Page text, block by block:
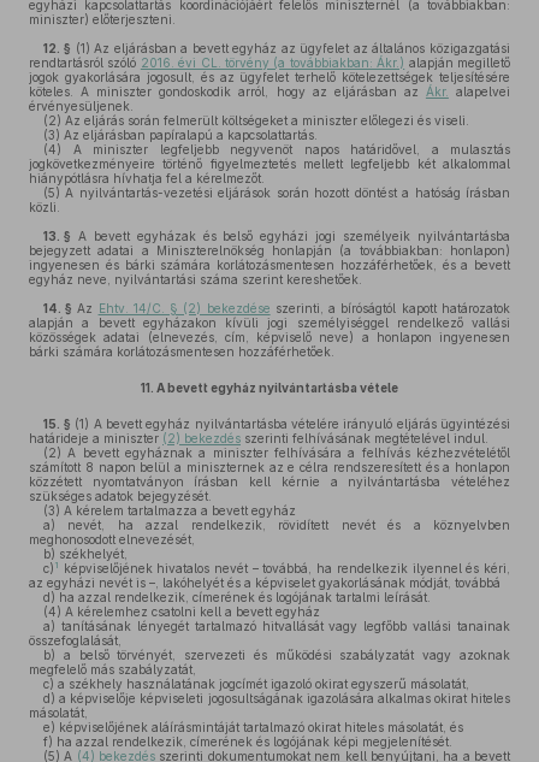
egyházi kapcsolattartás koordinációjáért felelős miniszternél (a továbbiakban:
miniszter) előterjeszteni.
12. § (1) Az eljárásban a bevett egyház az ügyfelet az általános közigazgatási
rendtartásról szóló 2016. évi CL. törvény (a továbbiakban: Ákr.) alapján megillető
jogok gyakorlására jogosult, és az ügyfelet terhelő kötelezettségek teljesítésére
köteles. A miniszter gondoskodik arról, hogy az eljárásban az Ákr.
alapelvei
érvényesüljenek.
(2) Az eljárás során felmerült költségeket a miniszter előlegezi és viseli.
(3) Az eljárásban papíralapú a kapcsolattartás.
(4) A miniszter legfeljebb negyvenöt napos határidővel, a mulasztás
jogkövetkezményeire történő figyelmeztetés mellett legfeljebb két alkalommal
hiánypótlásra hívhatja fel a kérelmezőt.
(5) A nyilvántartás-vezetési eljárások során hozott döntést a hatóság írásban
közli.
13. § A bevett egyházak és belső egyházi jogi személyeik nyilvántartásba
bejegyzett adatai a Miniszterelnökség honlapján (a továbbiakban: honlapon)
ingyenesen és bárki számára korlátozásmentesen hozzáférhetőek, és a bevett
egyház neve, nyilvántartási száma szerint kereshetőek.
14. § Az Ehtv. 14/C. § (2) bekezdése szerinti, a bíróságtól kapott határozatok
alapján a bevett egyházakon kívüli jogi személyiséggel rendelkező vallási
közösségek adatai (elnevezés, cím, képviselő neve) a honlapon ingyenesen
bárki számára korlátozásmentesen hozzáférhetőek.
11. A bevett egyház nyilvántartásba vétele
15. § (1) A bevett egyház nyilvántartásba vételére irányuló eljárás ügyintézési
határideje a miniszter (2) bekezdés szerinti felhívásának megtételével indul.
(2) A bevett egyháznak a miniszter felhívására a felhívás kézhezvételétől
számított 8 napon belül a miniszternek az e célra rendszeresített és a honlapon
közzétett nyomtatványon írásban kell kérnie a nyilvántartásba vételéhez
szükséges adatok bejegyzését.
(3) A kérelem tartalmazza a bevett egyház
a) nevét, ha azzal rendelkezik, rövidített nevét és a köznyelvben
meghonosodott elnevezését,
b) székhelyét,
c) 1
képviselőjének hivatalos nevét – továbbá, ha rendelkezik ilyennel és kéri,
az egyházi nevét is –, lakóhelyét és a képviselet gyakorlásának módját, továbbá
d) ha azzal rendelkezik, címerének és logójának tartalmi leírását.
(4) A kérelemhez csatolni kell a bevett egyház
a) tanításának lényegét tartalmazó hitvallását vagy legfőbb vallási tanainak
összefoglalását,
b) a belső törvényét, szervezeti és működési szabályzatát vagy azoknak
megfelelő más szabályzatát,
c) a székhely használatának jogcímét igazoló okirat egyszerű másolatát,
d) a képviselője képviseleti jogosultságának igazolására alkalmas okirat hiteles
másolatát,
e) képviselőjének aláírásmintáját tartalmazó okirat hiteles másolatát, és
f) ha azzal rendelkezik, címerének és logójának képi megjelenítését.
(5) A (4) bekezdés szerinti dokumentumokat nem kell benyújtani, ha a bevett